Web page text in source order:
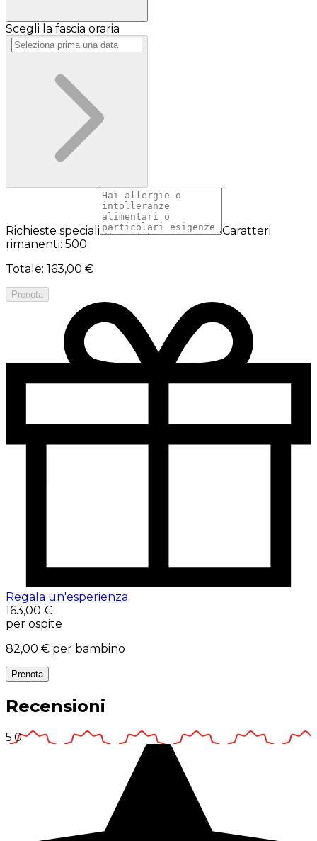
Scegli la fascia oraria
Richieste speciali
Caratteri
rimanenti: 500
Totale: 163,00 €
Prenota
Regala un'esperienza
163,00 €
per ospite
82,00 € per bambino
Prenota
Recensioni
5.0